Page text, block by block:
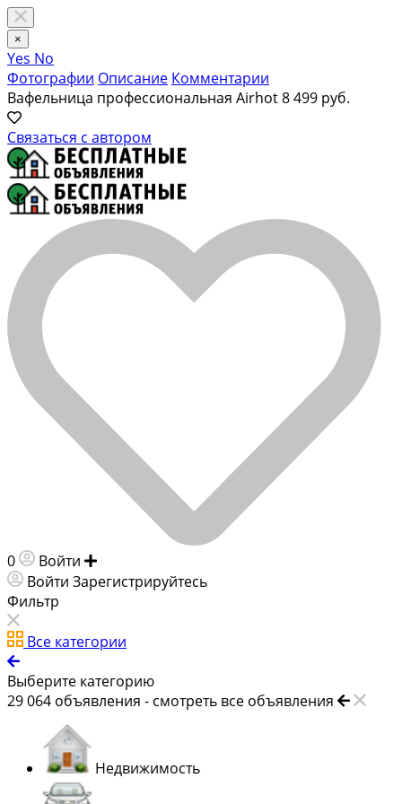
×
Yes No
Фотографии Описание Комментарии
Вафельница профессиональная Airhot8 499 руб.
Связаться с автором
0 Войти
Войти Зарегистрируйтесь
Фильтр
Все категории
Выберите категорию
29 064 объявления - смотреть все объявления
Недвижимость